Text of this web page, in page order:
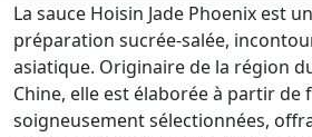
La sauce Hoisin Jade Phoenix est
préparation sucrée-salée,
asiatique. Originaire de la région
Chine, elle est élaborée à partir de
soigneusement sélectionnées,